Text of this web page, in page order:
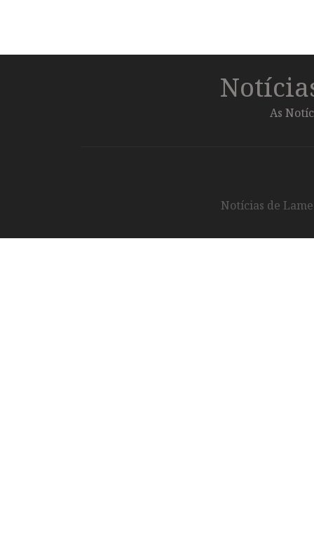
As
Notícias de